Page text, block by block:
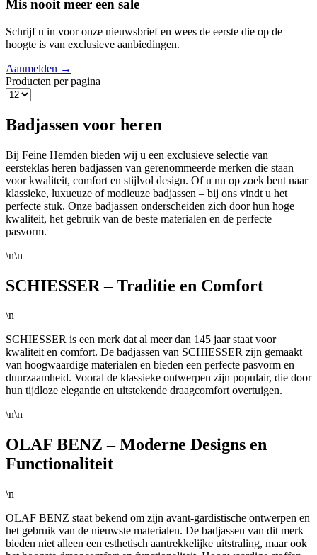
Mis nooit meer een sale
Schrijf u in voor onze nieuwsbrief en wees de eerste die op de
hoogte is van exclusieve aanbiedingen.
Aanmelden →
Producten per pagina
Badjassen voor heren
Bij Feine Hemden bieden wij u een exclusieve selectie van
eersteklas heren badjassen van gerenommeerde merken die staan
voor kwaliteit, comfort en stijlvol design. Of u nu op zoek bent naar
klassieke, luxueuze of modieuze badjassen – bij ons vindt u het
perfecte stuk. Onze badjassen onderscheiden zich door hun hoge
kwaliteit, het gebruik van de beste materialen en de perfecte
pasvorm.
\n\n
SCHIESSER – Traditie en Comfort
\n
SCHIESSER is een merk dat al meer dan 145 jaar staat voor
kwaliteit en comfort. De badjassen van SCHIESSER zijn gemaakt
van hoogwaardige materialen en bieden een perfecte pasvorm en
duurzaamheid. Vooral de klassieke ontwerpen zijn populair, die door
hun tijdloze elegantie en uitstekende draagcomfort overtuigen.
\n\n
OLAF BENZ – Moderne Designs en
Functionaliteit
\n
OLAF BENZ staat bekend om zijn avant-gardistische ontwerpen en
het gebruik van de nieuwste materialen. De badjassen van dit merk
bieden niet alleen een esthetisch aantrekkelijke uitstraling, maar ook